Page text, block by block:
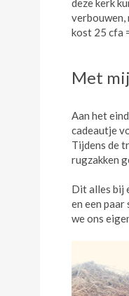
deze kerk
verbouwen,
kost 25 cfa
Met
Aan het
cadeautje
Tijdens de
rugzakken
Dit alles bij
en een paar
we ons